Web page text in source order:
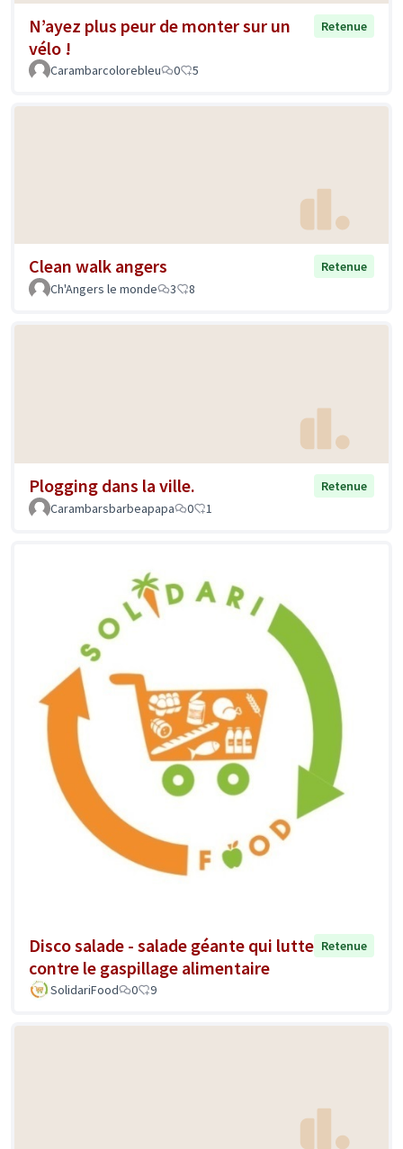
N’ayez plus peur de monter sur un
vélo !
Retenue
Carambarcolorebleu 0 5
Clean walk angers
Retenue
Ch'Angers le monde
3 8
Plogging dans la ville.
Retenue
Carambarsbarbeapapa
0 1
Disco salade - salade géante qui lutte
contre le gaspillage alimentaire
Retenue
SolidariFood 0 9